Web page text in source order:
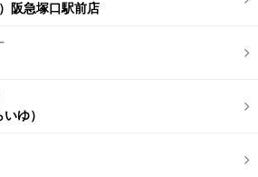
阪急塚口駅前店
ゆ）